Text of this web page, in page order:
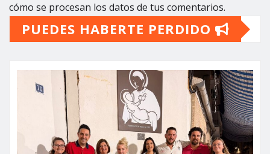
cómo se procesan los datos de tus comentarios.
PUEDES HABERTE PERDIDO